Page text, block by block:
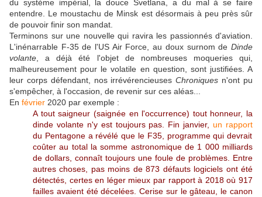
du système impérial, la douce Svetlana, a du mal à se faire
entendre. Le moustachu de Minsk est désormais à peu près sûr
de pouvoir finir son mandat.
Terminons sur une nouvelle qui ravira les passionnés d'aviation.
L'inénarrable F-35 de l'US Air Force, au doux surnom de Dinde
volante , a déjà été l'objet de nombreuses moqueries qui,
malheureusement pour le volatile en question, sont justifiées. A
leur corps défendant, nos irrévérencieusesChroniques n'ont pu
s'empêcher, à l'occasion, de revenir sur ces aléas...
En février 2020 par exemple :
A tout saigneur (saignée en l'occurrence) tout honneur, la
dinde volante n'y est toujours pas. Fin janvier,un rapport
du Pentagone a révélé que le F35, programme qui devrait
coûter au total la somme astronomique de 1 000 milliards
de dollars, connaît toujours une foule de problèmes. Entre
autres choses, pas moins de 873 défauts logiciels ont été
détectés, certes en léger mieux par rapport à 2018 où 917
failles avaient été décelées. Cerise sur le gâteau, le canon